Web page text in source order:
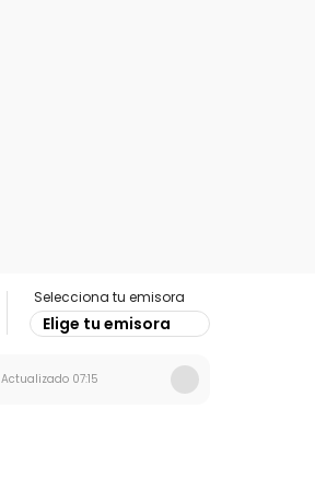
Selecciona tu emisora
Elige tu emisora
Actualizado 07:15